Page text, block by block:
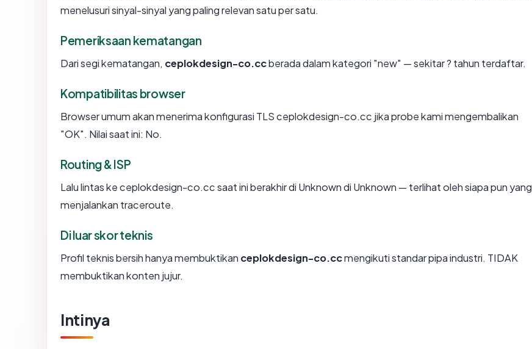
menelusuri sinyal-sinyal yang paling relevan satu per satu.
Pemeriksaan kematangan
Dari segi kematangan, ceplokdesign-co.ccberada dalam kategori "new" — sekitar ? tahun terdaftar.
Kompatibilitas browser
Browser umum akan menerima konfigurasi TLS ceplokdesign-co.cc jika probe kami mengembalikan
"OK". Nilai saat ini: No.
Routing & ISP
Lalu lintas ke ceplokdesign-co.cc saat ini berakhir di Unknown di Unknown — terlihat oleh siapa pun yang
menjalankan traceroute.
Di luar skor teknis
Profil teknis bersih hanya membuktikan ceplokdesign-co.ccmengikuti standar pipa industri. TIDAK
membuktikan konten jujur.
Intinya